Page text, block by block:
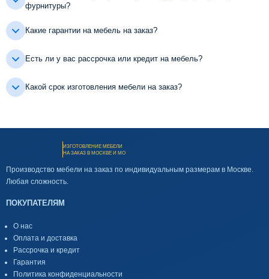
фурнитуры?
Какие гарантии на мебель на заказ?
Есть ли у вас рассрочка или кредит на мебель?
Какой срок изготовления мебели на заказ?
ИЗГОТОВЛЕНИЕ МЕБЕЛИ
НА ЗАКАЗ В МОСКВЕ И МО
Производство мебели на заказ по индивидуальным размерам в Москве.
Любая сложность.
ПОКУПАТЕЛЯМ
О нас
Оплата и доставка
Рассрочка и кредит
Гарантия
Политика конфиденциальности